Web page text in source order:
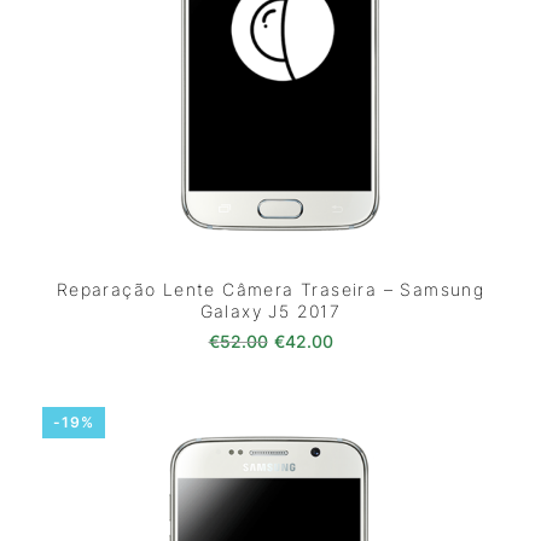
Reparação Lente Câmera Traseira – Samsung
Galaxy J5 2017
€52.00 O preço original era: €52.00.
€42.00O preço atual é:
-19%